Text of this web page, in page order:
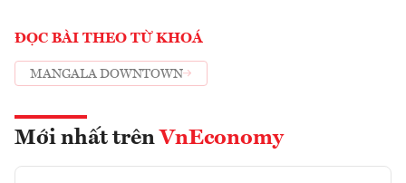
ĐỌC BÀI THEO TỪ KHOÁ
MANGALA DOWNTOWN
Mới nhất trên VnEconomy